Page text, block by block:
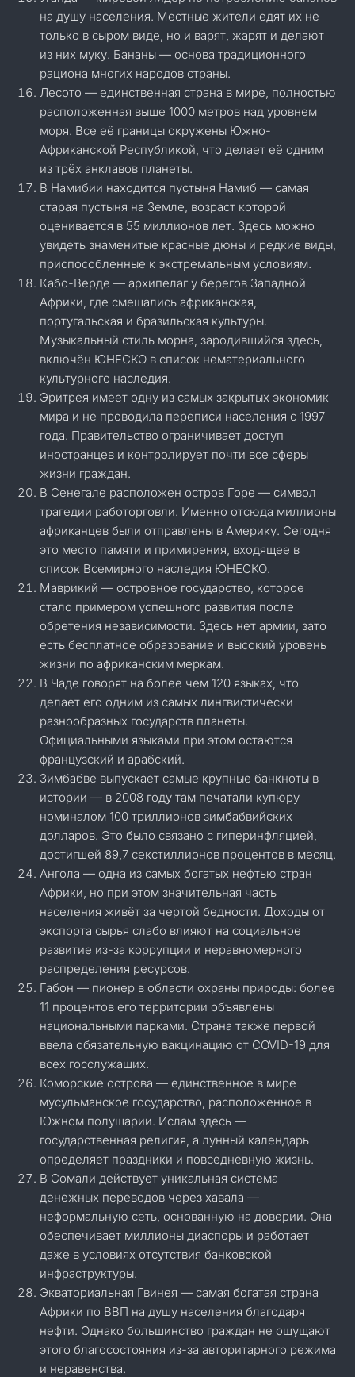
на душу населения. Местные жители едят их не
только в сыром виде, но и варят, жарят и делают
из них муку. Бананы — основа традиционного
рациона многих народов страны.
Лесото — единственная страна в мире, полностью
расположенная выше 1000 метров над уровнем
моря. Все её границы окружены Южно-
Африканской Республикой, что делает её одним
из трёх анклавов планеты.
В Намибии находится пустыня Намиб — самая
старая пустыня на Земле, возраст которой
оценивается в 55 миллионов лет. Здесь можно
увидеть знаменитые красные дюны и редкие виды,
приспособленные к экстремальным условиям.
Кабо-Верде — архипелаг у берегов Западной
Африки, где смешались африканская,
португальская и бразильская культуры.
Музыкальный стиль морна, зародившийся здесь,
включён ЮНЕСКО в список нематериального
культурного наследия.
Эритрея имеет одну из самых закрытых экономик
мира и не проводила переписи населения с 1997
года. Правительство ограничивает доступ
иностранцев и контролирует почти все сферы
жизни граждан.
В Сенегале расположен остров Горе — символ
трагедии работорговли. Именно отсюда миллионы
африканцев были отправлены в Америку. Сегодня
это место памяти и примирения, входящее в
список Всемирного наследия ЮНЕСКО.
Маврикий — островное государство, которое
стало примером успешного развития после
обретения независимости. Здесь нет армии, зато
есть бесплатное образование и высокий уровень
жизни по африканским меркам.
В Чаде говорят на более чем 120 языках, что
делает его одним из самых лингвистически
разнообразных государств планеты.
Официальными языками при этом остаются
французский и арабский.
Зимбабве выпускает самые крупные банкноты в
истории — в 2008 году там печатали купюру
номиналом 100 триллионов зимбабвийских
долларов. Это было связано с гиперинфляцией,
достигшей 89,7 секстиллионов процентов в месяц.
Ангола — одна из самых богатых нефтью стран
Африки, но при этом значительная часть
населения живёт за чертой бедности. Доходы от
экспорта сырья слабо влияют на социальное
развитие из-за коррупции и неравномерного
распределения ресурсов.
Габон — пионер в области охраны природы: более
11 процентов его территории объявлены
национальными парками. Страна также первой
ввела обязательную вакцинацию от COVID-19 для
всех госслужащих.
Коморские острова — единственное в мире
мусульманское государство, расположенное в
Южном полушарии. Ислам здесь —
государственная религия, а лунный календарь
определяет праздники и повседневную жизнь.
В Сомали действует уникальная система
денежных переводов через хавала —
неформальную сеть, основанную на доверии. Она
обеспечивает миллионы диаспоры и работает
даже в условиях отсутствия банковской
инфраструктуры.
Экваториальная Гвинея — самая богатая страна
Африки по ВВП на душу населения благодаря
нефти. Однако большинство граждан не ощущают
этого благосостояния из-за авторитарного режима
и неравенства.